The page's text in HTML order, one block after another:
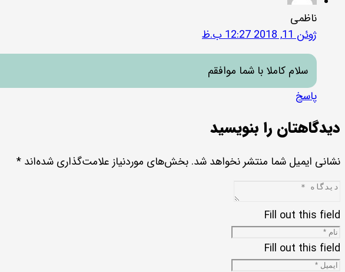
ناظمی
ژوئن 11, 2018 12:27 ب.ظ
سلام کاملا با شما موافقم
پاسخ
دیدگاهتان را بنویسید
نشانی ایمیل شما منتشر نخواهد شد. بخش‌های موردنیاز علامت‌گذاری شده‌اند *
Fill out this field
Fill out this field